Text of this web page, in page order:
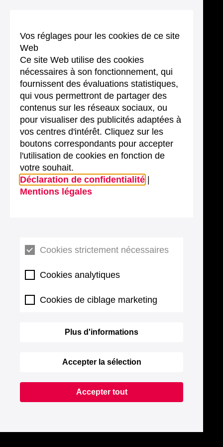
Vos réglages pour les cookies de ce site
Web
Ce site Web utilise des cookies
nécessaires à son fonctionnement, qui
fournissent des évaluations statistiques,
qui vous permettront de partager des
contenus sur les réseaux sociaux, ou
pour visualiser des publicités adaptées à
vos centres d'intérêt. Cliquez sur les
boutons correspondants pour accepter
l'utilisation de cookies en fonction de
votre souhait.
Déclaration de confidentialité
Mentions légales
Cookies strictement nécessaires
Cookies analytiques
Cookies de ciblage marketing
Plus d'informations
Accepter la sélection
Accepter tout